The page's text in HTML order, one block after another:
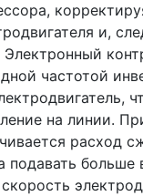
и,
Электронный
частотой
на линии.
расход
подавать больше